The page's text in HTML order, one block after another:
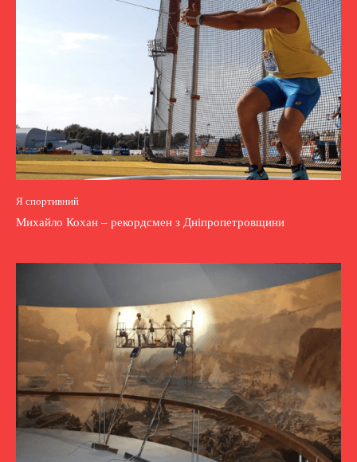
Я спортивний
Михайло Кохан – рекордсмен з Дніпропетровщини